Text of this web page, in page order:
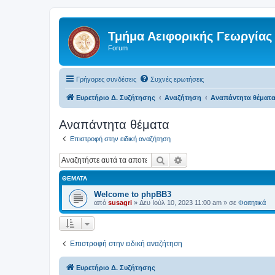
Τμήμα Αειφορικής Γεωργίας
Forum
Γρήγορες συνδέσεις Συχνές ερωτήσεις
Ευρετήριο Δ. Συζήτησης Αναζήτηση Αναπάντητα θέματα
Αναπάντητα θέματα
Επιστροφή στην ειδική αναζήτηση
Αναζήτηση
ΘΈΜΑΤΑ
Welcome to phpBB3
από susagri » Δευ Ιούλ 10, 2023 11:00 am » σε Φοιτητικά
Επιστροφή στην ειδική αναζήτηση
Ευρετήριο Δ. Συζήτησης